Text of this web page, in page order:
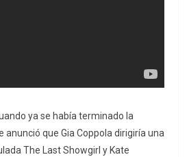
ya se había terminado la
que Gia Coppola dirigiría una
The Last Showgirl y Kate